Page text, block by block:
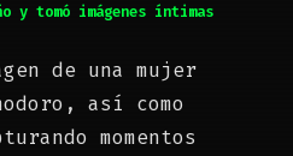
y tomó imágenes íntimas
de una mujer
así como
momentos